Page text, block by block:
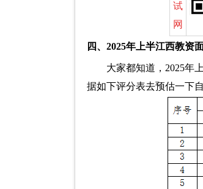
试
网
四、2025年上半江西教资
大家都知道，2025年
据如下评分表去预估一下